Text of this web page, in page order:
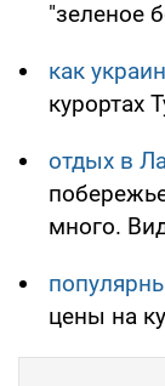
"зеленое
как
курортах
отдых в
много.
цены на